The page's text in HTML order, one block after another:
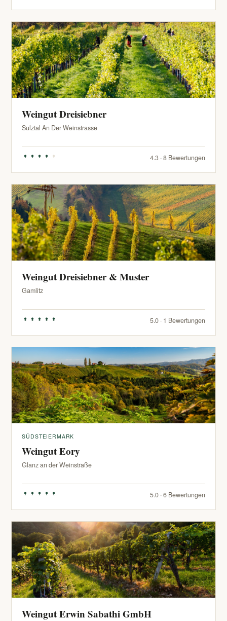
Weingut Dreisiebner
Sulztal An Der Weinstrasse
4.3 · 8 Bewertungen
Weingut Dreisiebner & Muster
Gamlitz
5.0 · 1 Bewertungen
SÜDSTEIERMARK
Weingut Eory
Glanz an der Weinstraße
5.0 · 6 Bewertungen
Weingut Erwin Sabathi GmbH